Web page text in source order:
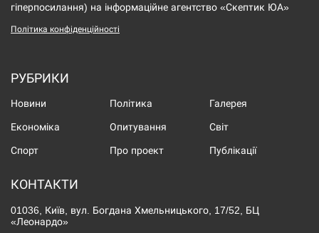
гіперпосилання) на інформаційне агентство «Скептик ЮА»
Політика конфіденційності
РУБРИКИ
Новини Політика Галерея
Економіка Опитування Світ
Спорт Про проект Публікації
КОНТАКТИ
01036, Київ, вул. Богдана Хмельницького, 17/52, БЦ
«Леонардо»